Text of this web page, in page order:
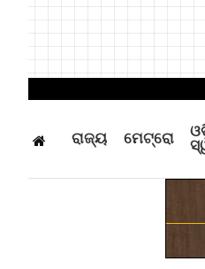
ରାଜ୍ୟ ମେଟ୍ରୋ